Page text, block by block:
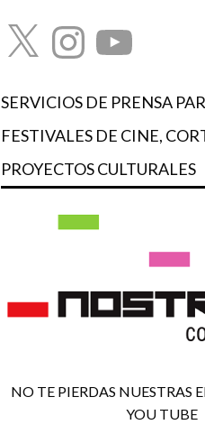
X InstagramYouTube
SERVICIOS DE PRENSA
FESTIVALES DE CINE,
PROYECTOS CULTURALES
NO TE PIERDAS NUESTRAS
YOU TUBE